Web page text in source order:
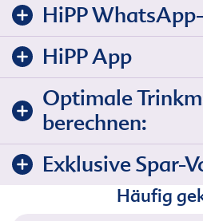
HiPP
HiPP App
Optimale
berechnen:
Exklusive Spar-
Häufig